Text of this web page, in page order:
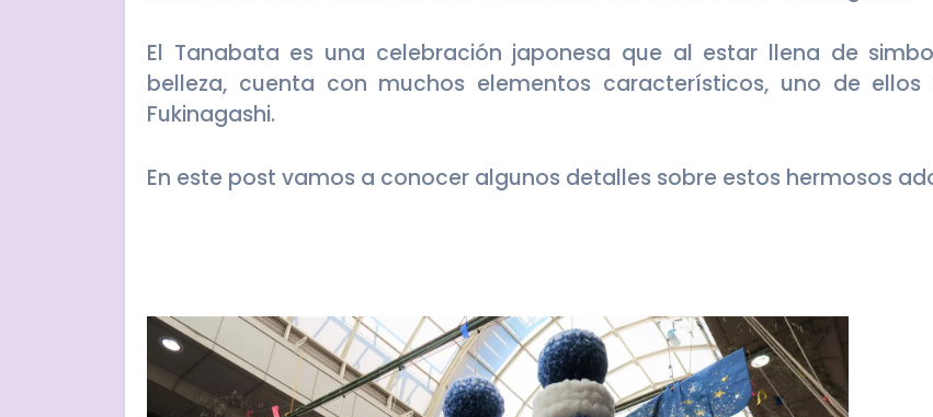
El Tanabata es una celebración japonesa que al estar llena de
belleza, cuenta con muchos elementos característicos, uno de ellos
Fukinagashi.
En este post vamos a conocer algunos detalles sobre estos hermosos